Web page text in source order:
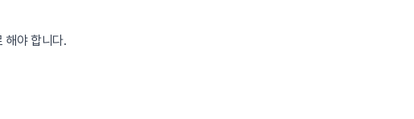
해야 합니다.